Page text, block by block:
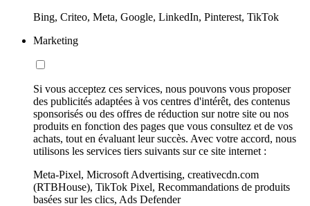
Bing, Criteo, Meta, Google, LinkedIn, Pinterest, TikTok
Marketing
Si vous acceptez ces services, nous pouvons vous proposer
des publicités adaptées à vos centres d'intérêt, des contenus
sponsorisés ou des offres de réduction sur notre site ou nos
produits en fonction des pages que vous consultez et de vos
achats, tout en évaluant leur succès. Avec votre accord, nous
utilisons les services tiers suivants sur ce site internet :
Meta-Pixel, Microsoft Advertising, creativecdn.com
(RTBHouse), TikTok Pixel, Recommandations de produits
basées sur les clics, Ads Defender